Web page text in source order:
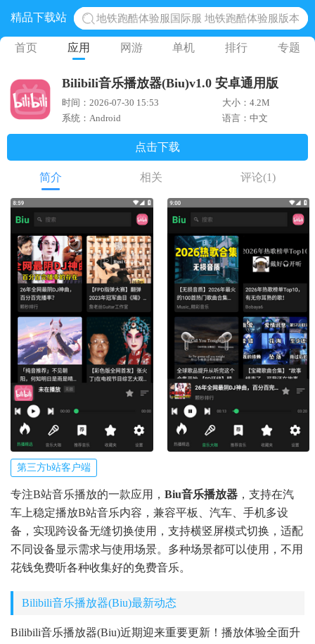
精品下载站
地铁跑酷体验服国际服 地铁跑酷体验服版本
网易光遇手游正版 点亮星空共庆周年
蛋仔派对下载 蛋仔派对体验服
奥特曼王者传奇 正版奥特曼游戏
首页 应用 网游 单机 排行 专题
Bilibili音乐播放器(Biu)v1.0 安卓通用版
时间：2026-07-30 15:53
大小：4.2M
系统：Android
语言：中文
点击下载
简介 相关 评论(1)
第三方b站客户端
专注B站音乐播放的一款应用， Biu音乐播放器 ，支持在汽
车上稳定播放B站音乐内容，兼容平板、汽车、手机多设
备，实现跨设备无缝切换使用，支持横竖屏模式切换，适配
不同设备显示需求与使用场景。多种场景都可以使用，不用
花钱免费听各种收集好的免费音乐。
Bilibili音乐播放器(Biu)最新动态
Bilibili音乐播放器(Biu)近期迎来重要更新！播放体验全面升